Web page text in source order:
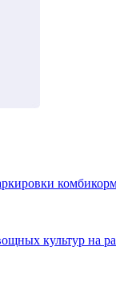
культур на